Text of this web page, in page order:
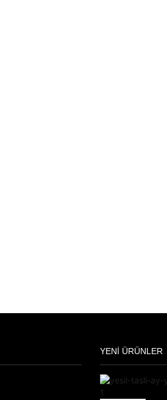
YENİ ÜRÜNLER